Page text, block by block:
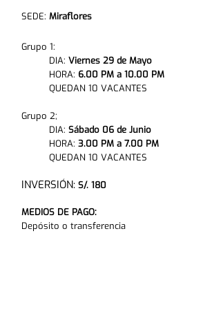
SEDE: Miraflores
​Grupo 1:
DIA: Viernes 29 de Mayo
HORA: 6.00 PM a 10.00 PM
QUEDAN 10 VACANTES
Grupo 2;
DIA: Sábado 06 de Junio
HORA: 3.00 PM a 7.00 PM
QUEDAN 10 VACANTES
INVERSIÓN: S/. 180
MEDIOS DE PAGO:
Depósito o transferencia